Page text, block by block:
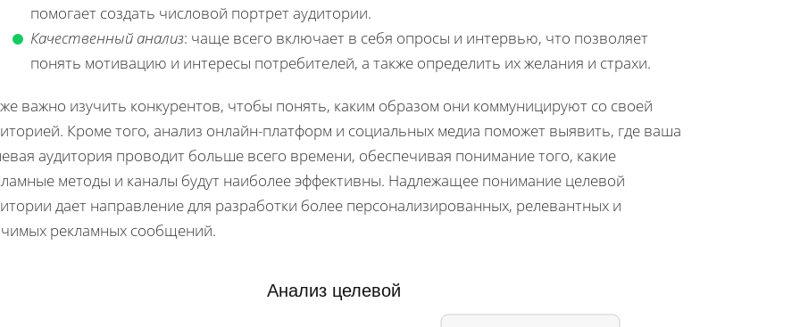
помогает создать числовой портрет аудитории.
Качественный анализ: чаще всего включает в себя опросы и интервью, что позволяет
понять мотивацию и интересы потребителей, а также определить их желания и страхи.
важно изучить конкурентов, чтобы понять, каким образом они коммуницируют со своей
Кроме того, анализ онлайн-платформ и социальных медиа поможет выявить, где ваша
аудитория проводит больше всего времени, обеспечивая понимание того, какие
методы и каналы будут наиболее эффективны. Надлежащее понимание целевой
дает направление для разработки более персонализированных, релевантных и
рекламных сообщений.
Анализ целевой